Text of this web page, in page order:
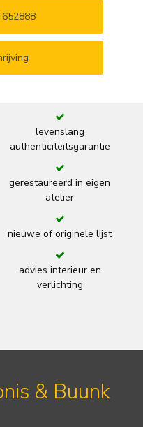
levenslang
authenticiteitsgarantie
gerestaureerd in eigen
atelier
nieuwe of originele lijst
advies interieur en
verlichting
& Buunk